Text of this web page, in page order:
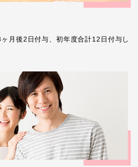
月後2日付与、初年度合計12日付与し